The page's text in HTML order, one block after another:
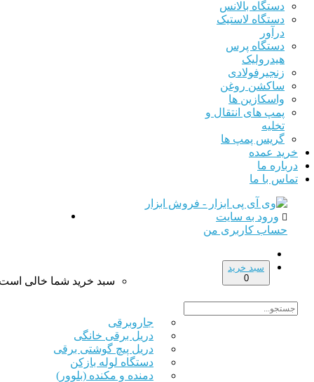
دستگاه بالانس
دستگاه لاستیک
دستگاه پرس
هیدرولیک
زنجیرفولادی
ساکشن روغن
واسکازین ها
پمپ های انتقال و
گریس پمپ ها
عمده
ما
با ما
ورود به سایت
حساب کاربری من
سبد خرید
سبد خرید شما خالی است!
جاروبرقی
دریل برقی خانگی
دریل پیچ گوشتی برقی
دستگاه لوله بازکن
دمنده و مکنده (بلوور)